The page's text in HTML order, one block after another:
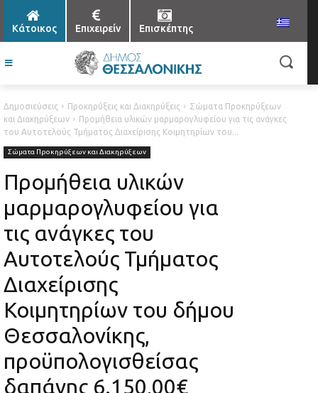
Κάτοικος Επιχειρείν Επισκέπτης
Δημοσιεύσεις Προκηρύξεις και Διακηρύξεις
Σώματα Προκηρύξεων
και Διακηρύξεων
Προμήθεια υλικών μαρμαρογλυφείου για τις ανάγκες
του Αυτοτελούς Τμήματος Διαχείρισης Κοιμητηρίων του...
Σώματα Προκηρύξεων και Διακηρύξεων
Προμήθεια υλικών
μαρμαρογλυφείου για
τις ανάγκες του
Αυτοτελούς Τμήματος
Διαχείρισης
Κοιμητηρίων του δήμου
Θεσσαλονίκης,
προϋπολογισθείσας
δαπάνης 6.150,00€